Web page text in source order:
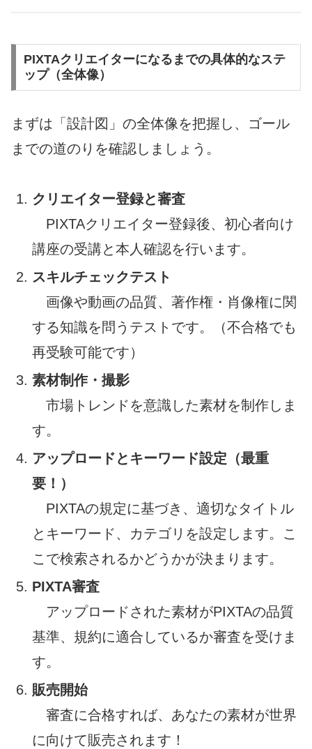
PIXTAクリエイターになるまでの具体的なステ
ップ（全体像）
まずは「設計図」の全体像を把握し、ゴール
までの道のりを確認しましょう。
クリエイター登録と審査
PIXTAクリエイター登録後、初心者向け
講座の受講と本人確認を行います。
スキルチェックテスト
画像や動画の品質、著作権・肖像権に関
する知識を問うテストです。（不合格でも
再受験可能です）
素材制作・撮影
市場トレンドを意識した素材を制作しま
す。
アップロードとキーワード設定（最重
要！）
PIXTAの規定に基づき、適切なタイトル
とキーワード、カテゴリを設定します。こ
こで検索されるかどうかが決まります。
PIXTA審査
アップロードされた素材がPIXTAの品質
基準、規約に適合しているか審査を受けま
す。
販売開始
審査に合格すれば、あなたの素材が世界
に向けて販売されます！